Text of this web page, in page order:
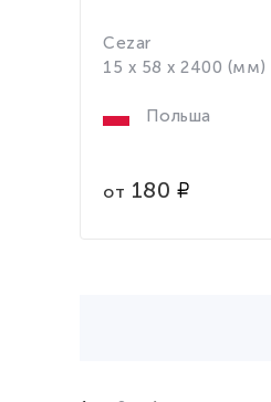
Cezar
15 x 58 x 2400 (мм)
Польша
от 180